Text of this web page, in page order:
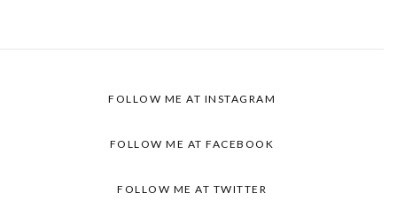
FOLLOW ME AT INSTAGRAM
FOLLOW ME AT FACEBOOK
FOLLOW ME AT TWITTER